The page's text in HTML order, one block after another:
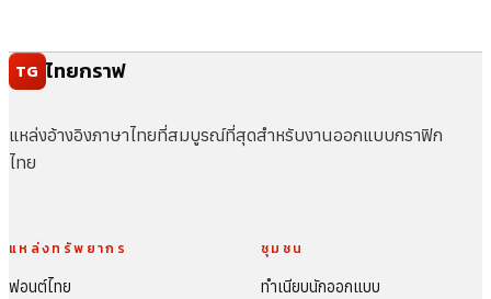
TG ไทยกราฟ
แหล่งอ้างอิงภาษาไทยที่สมบูรณ์ที่สุดสำหรับงานออกแบบกราฟิก
ไทย
แหล่งทรัพยากร
ฟอนต์ไทย
ชุมชน
ทำเนียบนักออกแบบ